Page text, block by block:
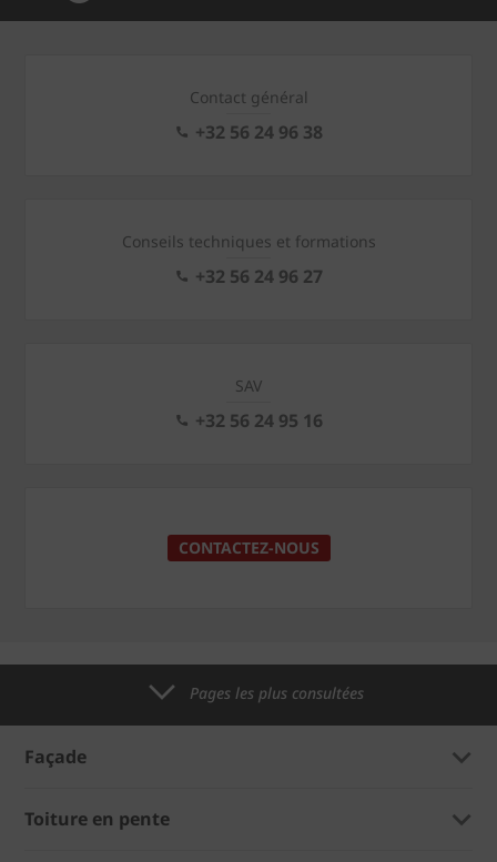
Contact général
+32 56 24 96 38
Conseils techniques et formations
+32 56 24 96 27
SAV
+32 56 24 95 16
CONTACTEZ-NOUS
Pages les plus consultées
Façade
Toiture en pente